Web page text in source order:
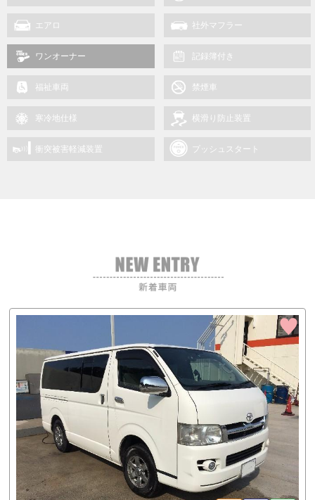
エアロ 社外マフラー
ワンオーナー 記録簿付き
福祉車両 禁煙車
寒冷地仕様 横滑り防止装置
衝突被害軽減装置 プッシュスタート